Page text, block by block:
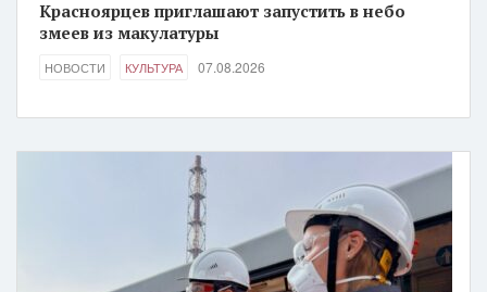
Красноярцев приглашают запустить в небо
змеев из макулатуры
НОВОСТИ КУЛЬТУРА 07.08.2026